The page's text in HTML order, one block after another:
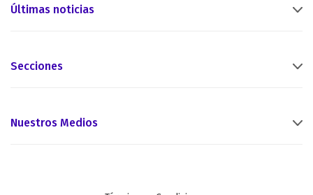
Últimas noticias
Secciones
Nuestros Medios